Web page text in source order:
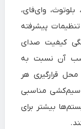
دارای امکاناتی مانند اتصال HDMI، بلوتوث، وای‌فای،
پیشرفته
کیفیت صدای
نصب آن نسبت به
محل قرارگیری هر
مناسبی
بیشتر برای